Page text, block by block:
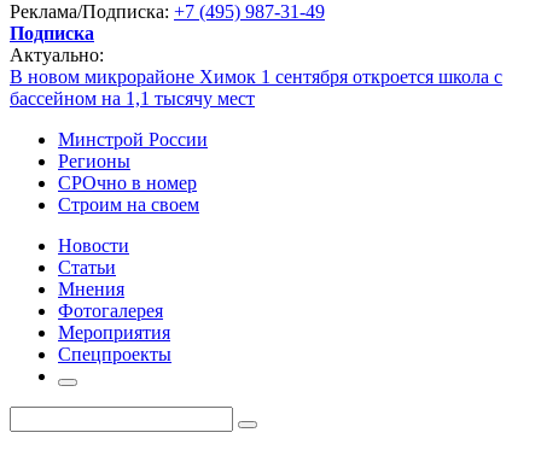
Реклама/Подписка: +7 (495) 987-31-49
Подписка
Актуально:
В новом микрорайоне Химок 1 сентября откроется школа с
бассейном на 1,1 тысячу мест
Минстрой России
Регионы
СРОчно в номер
Строим на своем
Новости
Статьи
Мнения
Фотогалерея
Мероприятия
Спецпроекты